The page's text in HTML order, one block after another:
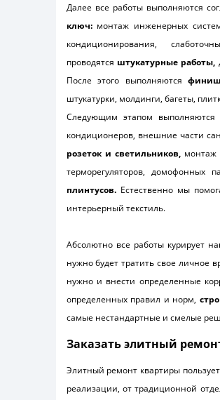
Далее все работы выполняются
ключ:монтаж инженерных систем
кондиционирования,
проводятся штукатурные работы,
После этого выполняются
штукатурки, молдинги, багеты,
Следующим этапом выполняются
кондиционеров, внешние части
розеток и светильников,монтаж
терморегуляторов,
плинтусов.Естественно мы
интерьерный текстиль.
Абсолютно все работы курирует
нужно будет тратить свое личное
нужно и внести определенные
определенных правил и норм,
самые нестандартные и смелые
Заказать элитный
Элитный ремонт квартиры
реализации, от традиционной